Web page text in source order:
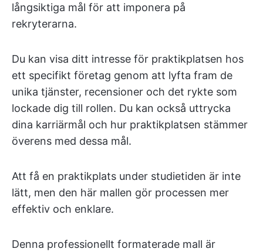
långsiktiga mål för att imponera på
rekryterarna.
Du kan visa ditt intresse för praktikplatsen hos
ett specifikt företag genom att lyfta fram de
unika tjänster, recensioner och det rykte som
lockade dig till rollen. Du kan också uttrycka
dina karriärmål och hur praktikplatsen stämmer
överens med dessa mål.
Att få en praktikplats under studietiden är inte
lätt, men den här mallen gör processen mer
effektiv och enklare.
Denna professionellt formaterade mall är